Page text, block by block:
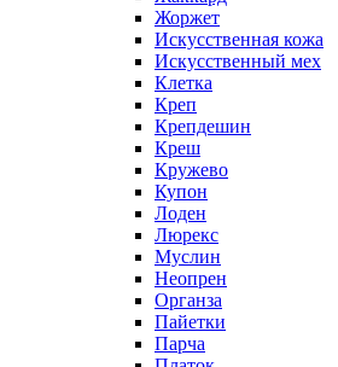
Жоржет
Искусственная кожа
Искусственный мех
Клетка
Креп
Крепдешин
Креш
Кружево
Купон
Лоден
Люрекс
Муслин
Неопрен
Органза
Пайетки
Парча